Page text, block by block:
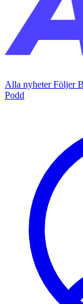
Alla nyheterFöljer
Podd